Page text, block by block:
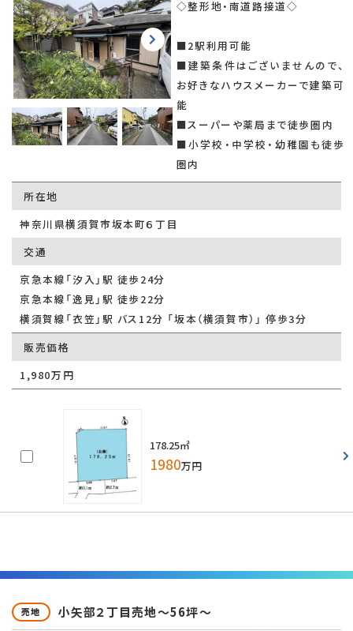
◇整形地・南道路接道◇
■2駅利用可能
■建築条件はございませんので、
お好きなハウスメーカーで建築可
能
■スーパーや薬局まで徒歩圏内
■小学校・中学校・幼稚園も徒歩
圏内
所在地
神奈川県横須賀市坂本町６丁目
交通
京急本線「汐入」駅 徒歩24分
京急本線「逸見」駅 徒歩22分
横須賀線「衣笠」駅 バス12分 「坂本（横須賀市）」 停歩3分
販売価格
1,980万円
178.25㎡
1980万円
売地 小矢部２丁目売地～56坪～